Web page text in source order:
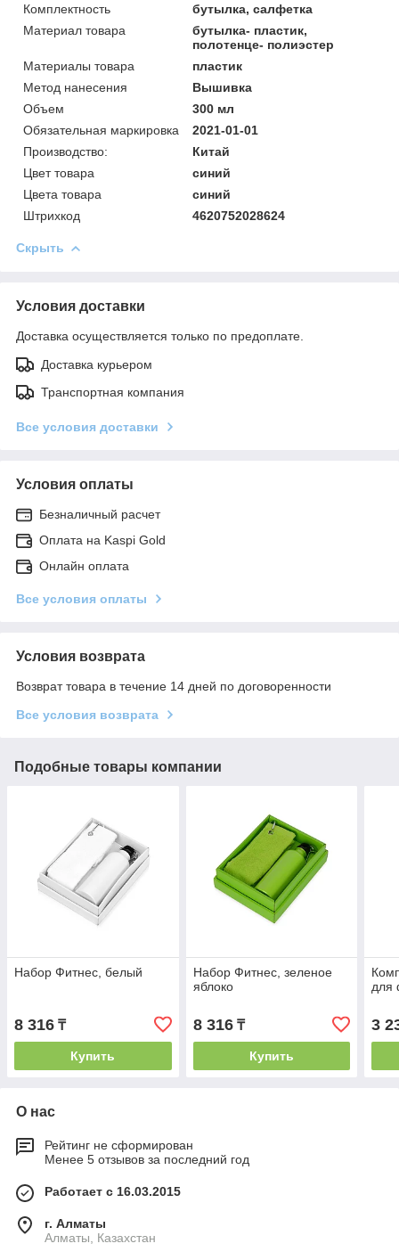
Комплектность
бутылка, салфетка
Материал товара
бутылка- пластик,
полотенце- полиэстер
Материалы товара
пластик
Метод нанесения
Вышивка
Объем
300 мл
Обязательная маркировка
2021-01-01
Производство:
Китай
Цвет товара
синий
Цвета товара
синий
Штрихкод
4620752028624
Скрыть
Условия доставки
Доставка осуществляется только по предоплате.
Доставка курьером
Транспортная компания
Все условия доставки
Условия оплаты
Безналичный расчет
Оплата на Kaspi Gold
Онлайн оплата
Все условия оплаты
Условия возврата
Возврат товара в течение 14 дней по договоренности
Все условия возврата
Подобные товары компании
Набор Фитнес, белый
8 316 ₸
Купить
Набор Фитнес, зеленое
яблоко
8 316₸
Купить
для
3
О нас
Рейтинг не сформирован
Менее 5 отзывов за последний год
Работает с 16.03.2015
г. Алматы
Алматы, Казахстан